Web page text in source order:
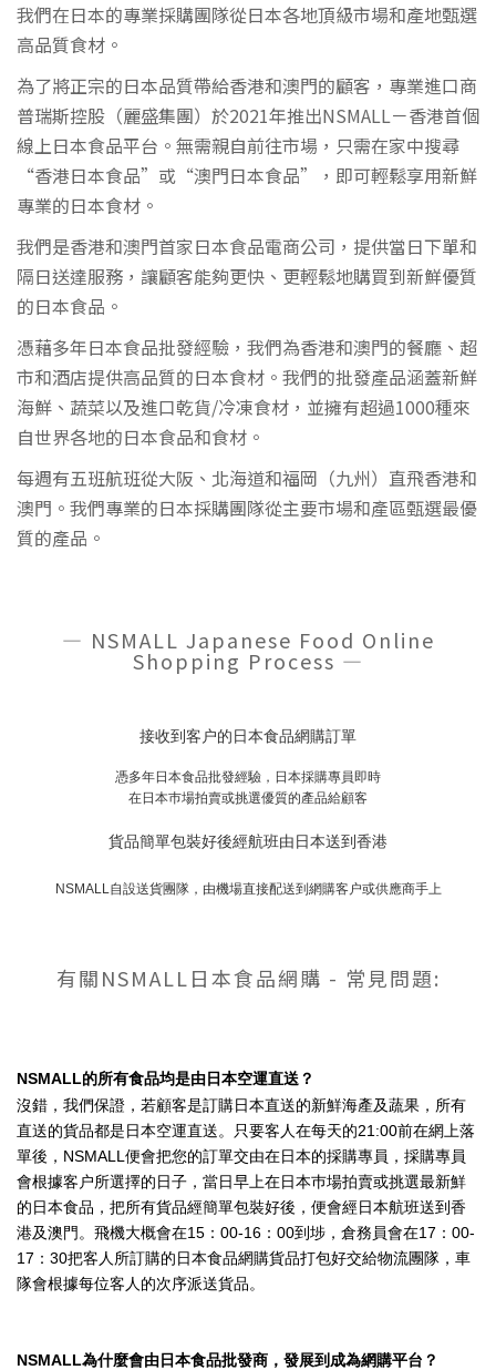
我們在日本的專業採購團隊從日本各地頂級市場和產地甄選
高品質食材。
為了將正宗的日本品質帶給香港和澳門的顧客，專業進口商
普瑞斯控股（麗盛集團）於2021年推出NSMALL－香港首個
線上日本食品平台。無需親自前往市場，只需在家中搜尋
“香港日本食品”或“澳門日本食品”，即可輕鬆享用新鮮
專業的日本食材。
我們是香港和澳門首家日本食品電商公司，提供當日下單和
隔日送達服務，讓顧客能夠更快、更輕鬆地購買到新鮮優質
的日本食品。
憑藉多年日本食品批發經驗，我們為香港和澳門的餐廳、超
市和酒店提供高品質的日本食材。我們的批發產品涵蓋新鮮
海鮮、蔬菜以及進口乾貨/冷凍食材，並擁有超過1000種來
自世界各地的日本食品和食材。
每週有五班航班從大阪、北海道和福岡（九州）直飛香港和
澳門。我們專業的日本採購團隊從主要市場和產區甄選最優
質的產品。
— NSMALL Japanese Food Online
Shopping Process —
接收到客户的日本食品網購訂單
憑多年日本食品批發經驗，日本採購專員即時
在日本巿場拍賣或挑選優質的產品給顧客
貨品簡單包裝好後經航班由日本送到香港
NSMALL自設送貨團隊， 由機場直接配送到網購客户或供應商手上
有關NSMALL日本食品網購 - 常見問題:
NSMALL的所有食品均是由日本空運直送？
沒錯，我們保證，若顧客是訂購日本直送的新鮮海產及蔬果，所有
直送的貨品都是日本空運直送。只要客人在每天的21:00前在網上落
單後，NSMALL便會把您的訂單交由在日本的採購專員，採購專員
會根據客户所選擇的日子，當日早上在日本巿場拍賣或挑選最新鮮
的日本食品，把所有貨品經簡單包裝好後，便會經日本航班送到香
港及澳門。飛機大概會在15：00-16：00到埗，倉務員會在17：00-
17：30把客人所訂購的日本食品網購貨品打包好交給物流團隊，車
隊會根據每位客人的次序派送貨品。
NSMALL為什麼會由日本食品批發商，發展到成為網購平台？